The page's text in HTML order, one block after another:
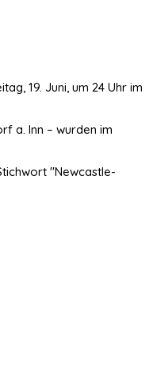
19. Juni, um 24 Uhr im
a. Inn – wurden im
"Newcastle-